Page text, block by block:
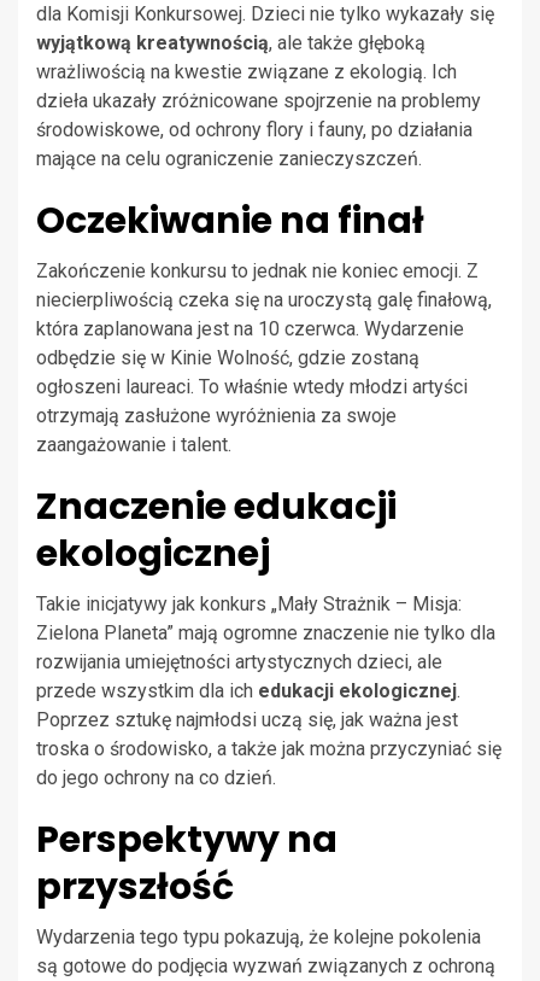
dla Komisji Konkursowej. Dzieci nie tylko wykazały się
wyjątkową kreatywnością, ale także głęboką
wrażliwością na kwestie związane z ekologią. Ich
dzieła ukazały zróżnicowane spojrzenie na problemy
środowiskowe, od ochrony flory i fauny, po działania
mające na celu ograniczenie zanieczyszczeń.
Oczekiwanie na finał
Zakończenie konkursu to jednak nie koniec emocji. Z
niecierpliwością czeka się na uroczystą galę finałową,
która zaplanowana jest na 10 czerwca. Wydarzenie
odbędzie się w Kinie Wolność, gdzie zostaną
ogłoszeni laureaci. To właśnie wtedy młodzi artyści
otrzymają zasłużone wyróżnienia za swoje
zaangażowanie i talent.
Znaczenie edukacji
ekologicznej
Takie inicjatywy jak konkurs „Mały Strażnik – Misja:
Zielona Planeta” mają ogromne znaczenie nie tylko dla
rozwijania umiejętności artystycznych dzieci, ale
przede wszystkim dla ich edukacji ekologicznej.
Poprzez sztukę najmłodsi uczą się, jak ważna jest
troska o środowisko, a także jak można przyczyniać się
do jego ochrony na co dzień.
Perspektywy na
przyszłość
Wydarzenia tego typu pokazują, że kolejne pokolenia
są gotowe do podjęcia wyzwań związanych z ochroną